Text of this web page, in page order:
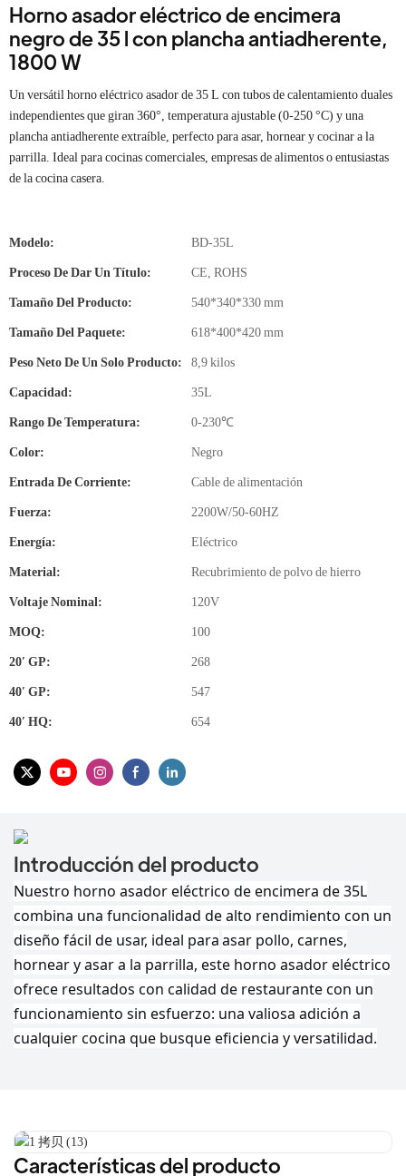
Horno asador eléctrico de encimera
negro de 35 l con plancha antiadherente,
1800 W
Un versátil horno eléctrico asador de 35 L con tubos de calentamiento duales
independientes que giran 360°, temperatura ajustable (0-250 °C) y una
plancha antiadherente extraíble, perfecto para asar, hornear y cocinar a la
parrilla. Ideal para cocinas comerciales, empresas de alimentos o entusiastas
de la cocina casera.
Modelo: BD-35L
Proceso De Dar Un Título: CE, ROHS
Tamaño Del Producto: 540*340*330 mm
Tamaño Del Paquete: 618*400*420 mm
Peso Neto De Un Solo Producto: 8,9 kilos
Capacidad: 35L
Rango De Temperatura: 0-230℃
Color: Negro
Entrada De Corriente: Cable de alimentación
Fuerza: 2200W/50-60HZ
Energía: Eléctrico
Material: Recubrimiento de polvo de hierro
Voltaje Nominal: 120V
MOQ: 100
20′ GP: 268
40′ GP: 547
40′ HQ: 654
Introducción del producto
Nuestro horno asador eléctrico de encimera de 35L
combina una funcionalidad de alto rendimiento con un
diseño fácil de usar, ideal paraasar pollo, carnes,
hornear y asar a la parrilla, este horno asador eléctrico
ofrece resultados con calidad de restaurante con un
funcionamiento sin esfuerzo: una valiosa adición a
cualquier cocina que busque eficiencia y versatilidad.
Características del producto